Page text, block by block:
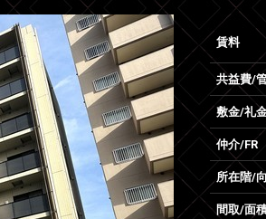
賃料
共益費/
敷金/礼
仲介/FR
所在階/
間取/面